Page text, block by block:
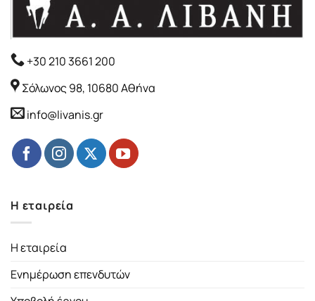
+30 210 3661 200
Σόλωνος 98, 10680 Αθήνα
info@livanis.gr
Η εταιρεία
Η εταιρεία
Ενημέρωση επενδυτών